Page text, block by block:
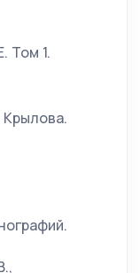
1.